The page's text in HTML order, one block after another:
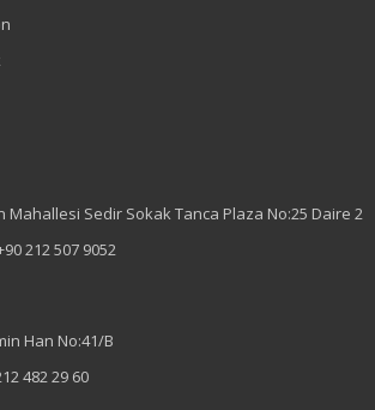
Mahallesi Sedir Sokak Tanca Plaza No:25 Daire 2
212 507 9052
Han No:41/B
482 29 60